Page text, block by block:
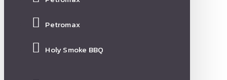
Petromax
Holy Smoke BBQ